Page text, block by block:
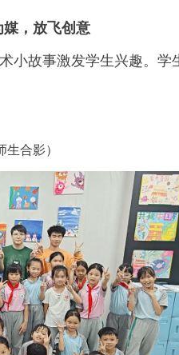
，放飞创意
小故事激发学生兴趣。学
合影）